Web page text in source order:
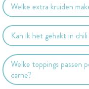
Welke extra kruiden
Kan ik het gehakt in
Welke toppings passen
carne?